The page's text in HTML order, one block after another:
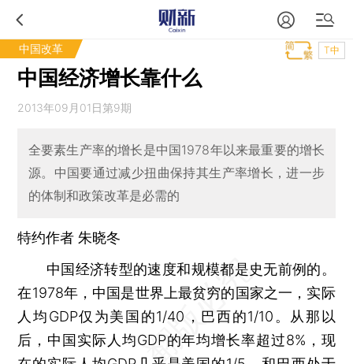
中国改革 T中
中国经济增长靠什么
2013年09月01日第9期
全要素生产率的增长是中国1978年以来最重要的增长
源。中国要通过减少扭曲保持其生产率增长，进一步
的体制和政策改革是必需的
特约作者 朱晓冬
中国经济转型的速度和规模都是史无前例的。
在1978年，中国是世界上最贫穷的国家之一，实际
人均GDP仅为美国的1/40，巴西的1/10。从那以
后，中国实际人均GDP的年均增长率超过8%，现